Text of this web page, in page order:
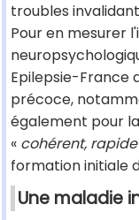
troubles
Pour en mesurer
Epilepsie-France
précoce,
également pour
« cohérent,
formation initiale
Une maladie